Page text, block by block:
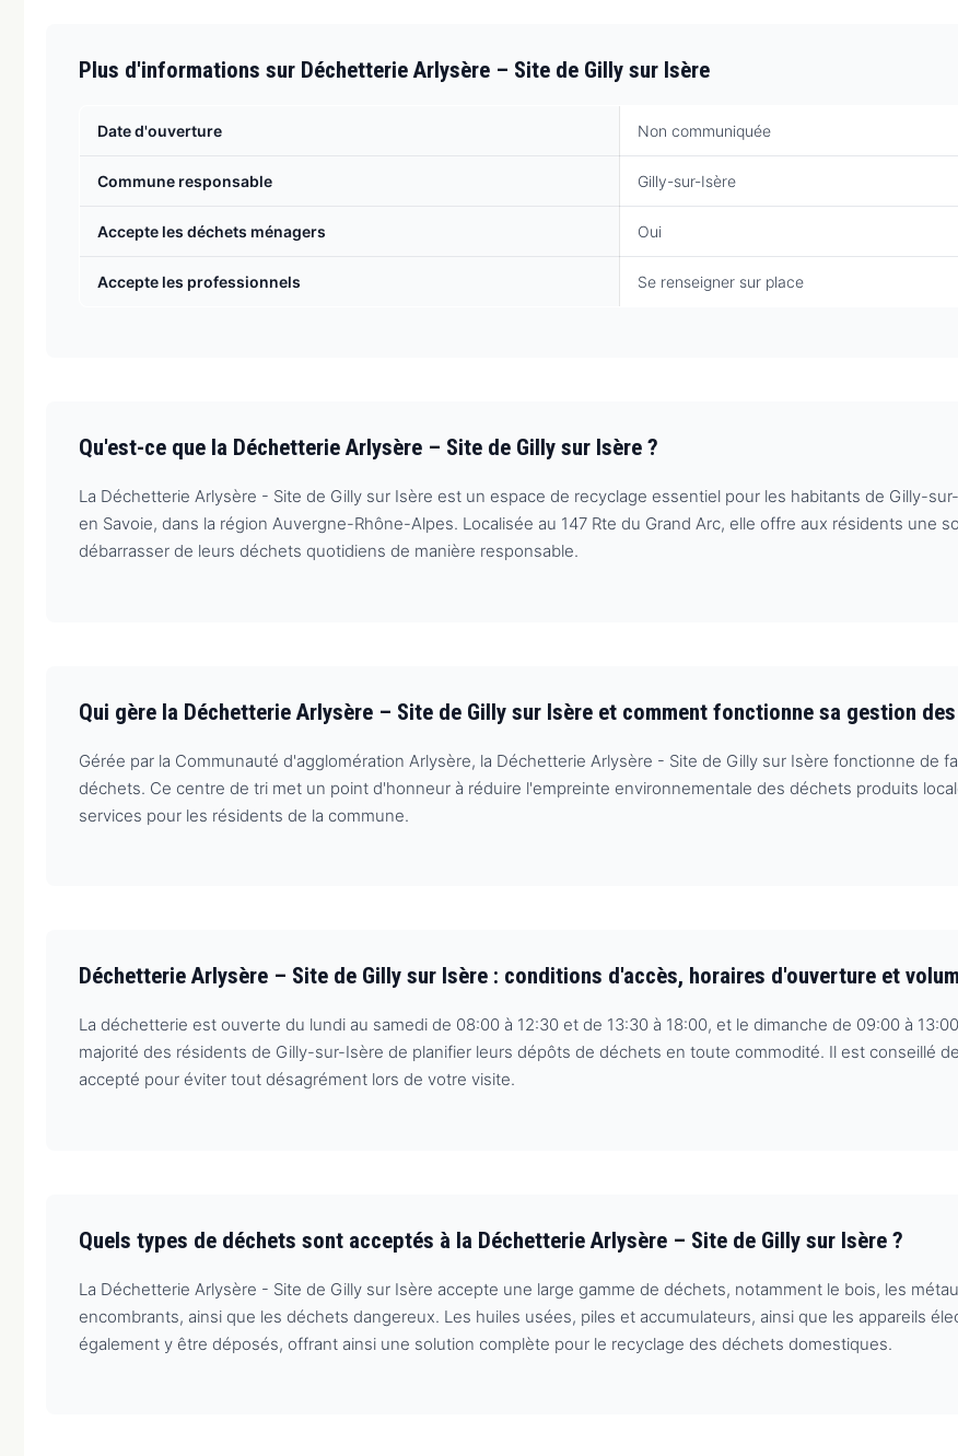
Plus d'informations sur Déchetterie Arlysère – Site de Gilly sur Isère
Date d'ouverture Non communiquée
Commune responsable Gilly-sur-Isère
Accepte les déchets ménagers Oui
Accepte les professionnels Se renseigner sur place
Qu'est-ce que la Déchetterie Arlysère – Site de Gilly sur Isère ?
La Déchetterie Arlysère - Site de Gilly sur Isère est un espace de recyclage essentiel pour les habitants de Gilly-
en Savoie, dans la région Auvergne-Rhône-Alpes. Localisée au 147 Rte du Grand Arc, elle offre aux résidents une
débarrasser de leurs déchets quotidiens de manière responsable.
Qui gère la Déchetterie Arlysère – Site de Gilly sur Isère et comment fonctionne sa gestion
Gérée par la Communauté d'agglomération Arlysère, la Déchetterie Arlysère - Site de Gilly sur Isère fonctionne de
déchets. Ce centre de tri met un point d'honneur à réduire l'empreinte environnementale des déchets produits
services pour les résidents de la commune.
Déchetterie Arlysère – Site de Gilly sur Isère : conditions d'accès, horaires d'ouverture et
La déchetterie est ouverte du lundi au samedi de 08:00 à 12:30 et de 13:30 à 18:00, et le dimanche de 09:00 à
majorité des résidents de Gilly-sur-Isère de planifier leurs dépôts de déchets en toute commodité. Il est conseillé
accepté pour éviter tout désagrément lors de votre visite.
Quels types de déchets sont acceptés à la Déchetterie Arlysère – Site de Gilly sur Isère ?
La Déchetterie Arlysère - Site de Gilly sur Isère accepte une large gamme de déchets, notamment le bois, les
encombrants, ainsi que les déchets dangereux. Les huiles usées, piles et accumulateurs, ainsi que les appareils
également y être déposés, offrant ainsi une solution complète pour le recyclage des déchets domestiques.